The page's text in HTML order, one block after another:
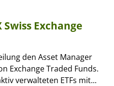
Exchange
den Asset Manager
Exchange Traded Funds.
verwalteten ETFs mit...